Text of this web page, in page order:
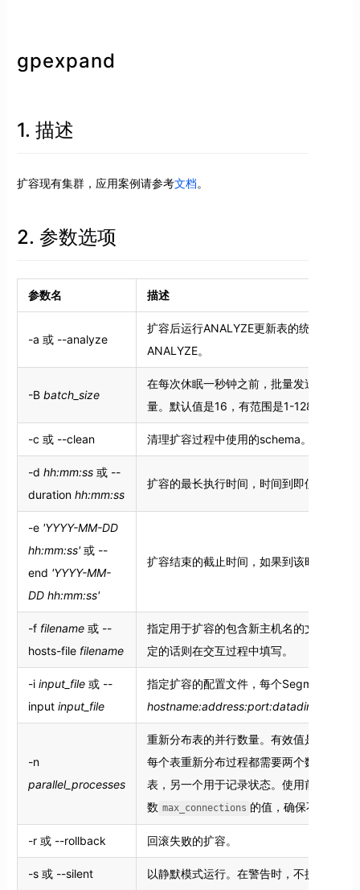
gpexpand
1. 描述
扩容现有集群，应用案例请参考文档。
2. 参数选项
参数名 描述
-a 或 --analyze
扩容后运行ANALYZE更新表的统计信息，
ANALYZE。
-B batch_size
在每次休眠一秒钟之前，批量发送到指定
量。默认值是16，有范围是1-128。
-c 或 --clean 清理扩容过程中使用的schema。
-d hh:mm:ss或 --
duration hh:mm:ss
扩容的最长执行时间，时间到即使未完成
-e 'YYYY-MM-DD
hh:mm:ss'或 --
end 'YYYY-MM-
DD hh:mm:ss'
扩容结束的截止时间，如果到该时间还未
-f filename或 --
hosts-file filename
指定用于扩容的包含新主机名的文件，每
定的话则在交互过程中填写。
-i input_file或 --
input input_file
指定扩容的配置文件，每个Segment要添
-n
parallel_processes
重新分布表的并行数量。有效值是1 - 96。
每个表重新分布过程都需要两个数据库连
表，另一个用于记录状态。使用前需要检
数 max_connections 的值，确保不超过最
-r 或 --rollback 回滚失败的扩容。
-s 或 --silent 以静默模式运行。在警告时，不提示确认